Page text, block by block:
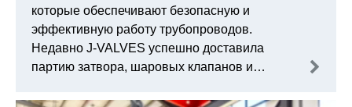
которые обеспечивают безопасную и
эффективную работу трубопроводов.
Недавно J-VALVES успешно доставила
партию затвора, шаровых клапанов и
предназначенных для нефтяных и газовых